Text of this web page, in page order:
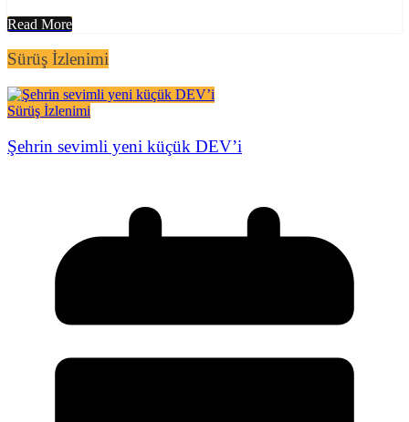
Read More
Sürüş İzlenimi
Sürüş İzlenimi
Şehrin sevimli yeni küçük DEV’i